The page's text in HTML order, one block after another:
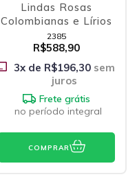
Lindas Rosas
Colombianas e Lírios
2385
R$588,90
3x de R$196,30sem
juros
Frete grátis
no período integral
COMPRAR